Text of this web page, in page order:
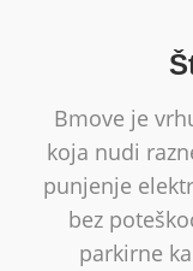
Bmove je
koja nudi
punjenje
bez
parkirne